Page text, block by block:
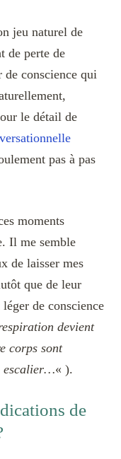
jeu naturel de
de perte de
de conscience qui
le détail de
pas à pas
moments
Il me semble
de laisser mes
que de leur
de conscience
devient
corps sont
escalier…« ).
de